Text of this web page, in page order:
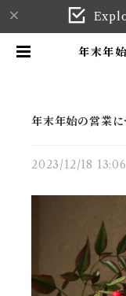
年末年
年末年始の営業
2023/12/18 13:06